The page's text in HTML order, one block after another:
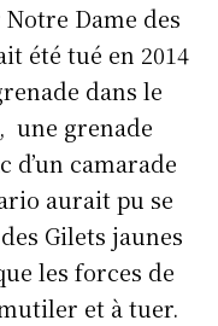
Dame des
été tué en 2014
dans le
une grenade
d’un camarade
aurait pu se
Gilets jaunes
les forces de
et à tuer.